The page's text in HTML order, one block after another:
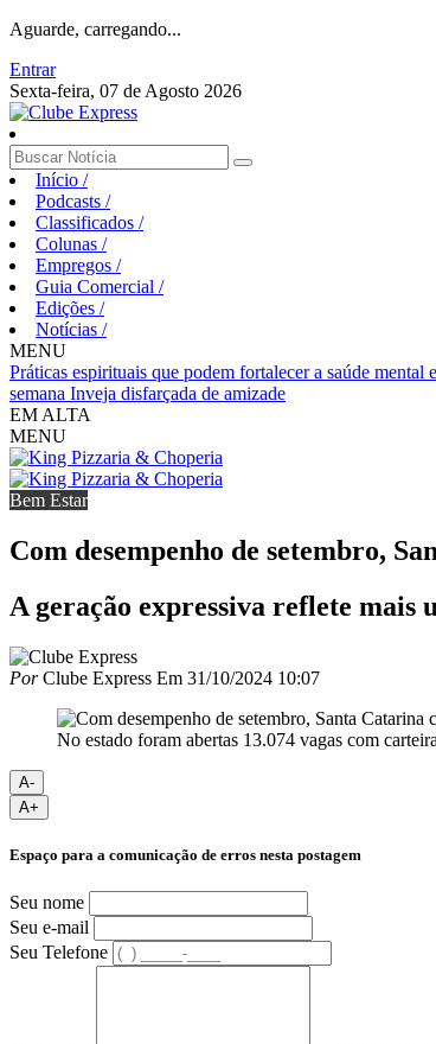
Aguarde, carregando...
Entrar
Sexta-feira, 07 de Agosto 2026
Início /
Podcasts /
Classificados /
Colunas /
Empregos /
Guia Comercial /
Edições /
Notícias /
MENU
Práticas espirituais que podem fortalecer a saúde
semana Inveja disfarçada de amizade
EM ALTA
MENU
Bem Estar
Com desempenho de setembro,
A geração expressiva reflete mais
PorClube Express Em 31/10/2024 10:07
No estado foram abertas 13.074 vagas com
A-
A+
Espaço para a comunicação de erros nesta postagem
Seu nome
Seu e-mail
Seu Telefone